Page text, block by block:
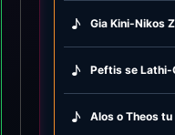
♪ Gia Kini-Nikos
♪ Peftis se Lathi-
♪ Alos o Theos